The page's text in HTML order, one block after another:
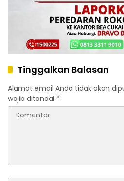
Tinggalkan Balasan
Alamat email Anda tidak akan
wajib ditandai *